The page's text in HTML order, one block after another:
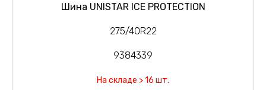
Шина UNISTAR ICE PROTECTION
275/40R22
9384339
На складе > 16 шт.